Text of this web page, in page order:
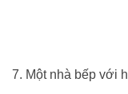
7. Một nhà bếp với